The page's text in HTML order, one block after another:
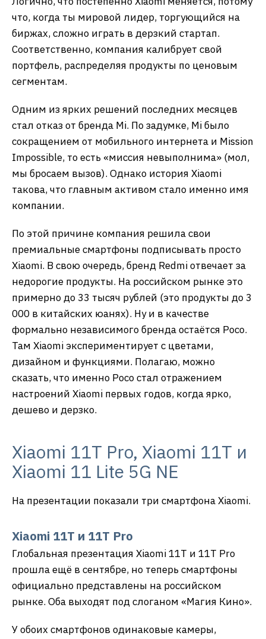
что, когда ты мировой лидер, торгующийся на
биржах, сложно играть в дерзкий стартап.
Соответственно, компания калибрует свой
портфель, распределяя продукты по ценовым
сегментам.
Одним из ярких решений последних месяцев
стал отказ от бренда Mi. По задумке, Mi было
сокращением от мобильного интернета и Mission
Impossible, то есть «миссия невыполнима» (мол,
мы бросаем вызов). Однако история Xiaomi
такова, что главным активом стало именно имя
компании.
По этой причине компания решила свои
премиальные смартфоны подписывать просто
Xiaomi. В свою очередь, бренд Redmi отвечает за
недорогие продукты. На российском рынке это
примерно до 33 тысяч рублей (это продукты до 3
000 в китайских юанях). Ну и в качестве
формально независимого бренда остаётся Poco.
Там Xiaomi экспериментирует с цветами,
дизайном и функциями. Полагаю, можно
сказать, что именно Poco стал отражением
настроений Xiaomi первых годов, когда ярко,
дешево и дерзко.
Xiaomi 11T Pro, Xiaomi 11T и
Xiaomi 11 Lite 5G NE
На презентации показали три смартфона Xiaomi.
Xiaomi 11T и 11T Pro
Глобальная презентация Xiaomi 11T и 11T Pro
прошла ещё в сентябре, но теперь смартфоны
официально представлены на российском
рынке. Оба выходят под слоганом «Магия Кино».
У обоих смартфонов одинаковые камеры,